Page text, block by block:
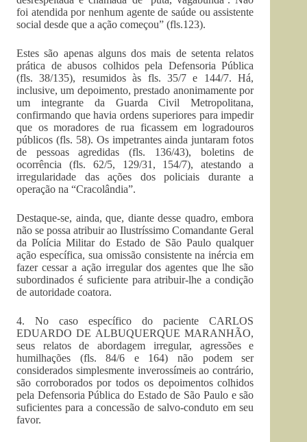
foi atendida por nenhum agente de saúde ou assistente
social desde que a ação começou” (fls.123).
Estes são apenas alguns dos mais de setenta relatos
prática de abusos colhidos pela Defensoria Pública
(fls. 38/135), resumidos às fls. 35/7 e 144/7. Há,
inclusive, um depoimento, prestado anonimamente por
um integrante da Guarda Civil Metropolitana,
confirmando que havia ordens superiores para impedir
que os moradores de rua ficassem em logradouros
públicos (fls. 58). Os impetrantes ainda juntaram fotos
de pessoas agredidas (fls. 136/43), boletins de
ocorrência (fls. 62/5, 129/31, 154/7), atestando a
irregularidade das ações dos policiais durante a
operação na “Cracolândia”.
Destaque-se, ainda, que, diante desse quadro, embora
não se possa atribuir ao Ilustríssimo Comandante Geral
da Polícia Militar do Estado de São Paulo qualquer
ação específica, sua omissão consistente na inércia em
fazer cessar a ação irregular dos agentes que lhe são
subordinados é suficiente para atribuir-lhe a condição
de autoridade coatora.
4. No caso específico do paciente CARLOS
EDUARDO DE ALBUQUERQUE MARANHÃO,
seus relatos de abordagem irregular, agressões e
humilhações (fls. 84/6 e 164) não podem ser
considerados simplesmente inverossímeis ao contrário,
são corroborados por todos os depoimentos colhidos
pela Defensoria Pública do Estado de São Paulo e são
suficientes para a concessão de salvo-conduto em seu
favor.